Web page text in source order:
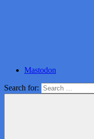
Mastodon
Search for: